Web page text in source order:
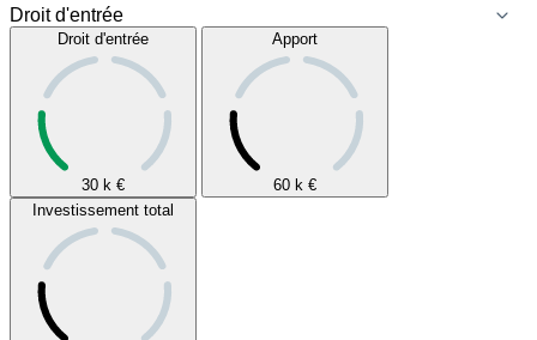
Droit d'entrée
30 k €
Apport
60 k €
Investissement total